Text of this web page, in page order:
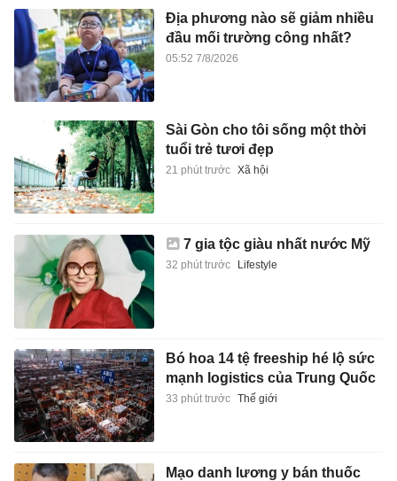
Địa phương nào sẽ giảm nhiều
đầu mối trường công nhất?
05:52 7/8/2026
Sài Gòn cho tôi sống một thời
tuổi trẻ tươi đẹp
21 phút trước Xã hội
7 gia tộc giàu nhất nước Mỹ
32 phút trước Lifestyle
Bó hoa 14 tệ freeship hé lộ sức
mạnh logistics của Trung Quốc
33 phút trước Thế giới
Mạo danh lương y bán thuốc